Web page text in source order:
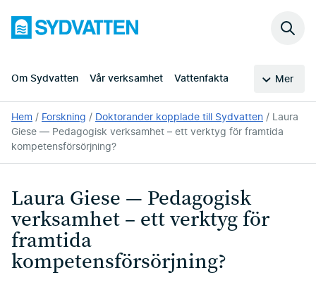
huvudinnehållet
Sydvatten
Om Sydvatten Vår verksamhet Vattenfakta Mer
Sök
Du
är
här:
Hem Forskning Doktorander kopplade till Sydvatten
Laura
Giese — Pedagogisk verksamhet – ett verktyg för framtida
kompetensförsörjning?
Laura Giese — Pedagogisk
verksamhet – ett verktyg för
framtida
kompetensförsörjning?